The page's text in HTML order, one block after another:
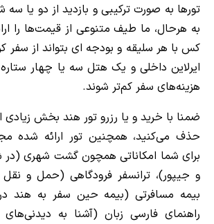
تورها به صورت ترکیبی و بازدید از دو یا سه
به هرحال، ما طیف متنوعی از قیمت‌ها را
کس با هر سلیقه و بودجه ای بتواند از سفر
ایرلاین داخلی و یک هتل سه یا چهار ستاره
هزینه‌های سفر کم‌تر شوند.
ضمنا با خرید و یا رزرو تور هند بخش زیادی
حذف می‌کنید، همچنین تور ارائه شده
برای شما امکاناتی همچون گشت شهری (در
و جیپور)، ترانسفر فرودگاهی (حمل و نقل
بیمه مسافرتی (بیمه حین سفر به هند
راهنمای فارسی زبان (آشنا به